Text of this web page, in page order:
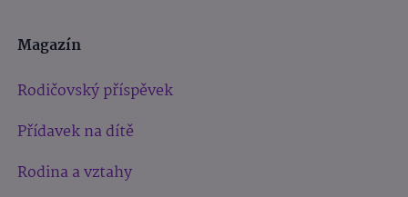
Magazín
Rodičovský příspěvek
Přídavek na dítě
Rodina a vztahy